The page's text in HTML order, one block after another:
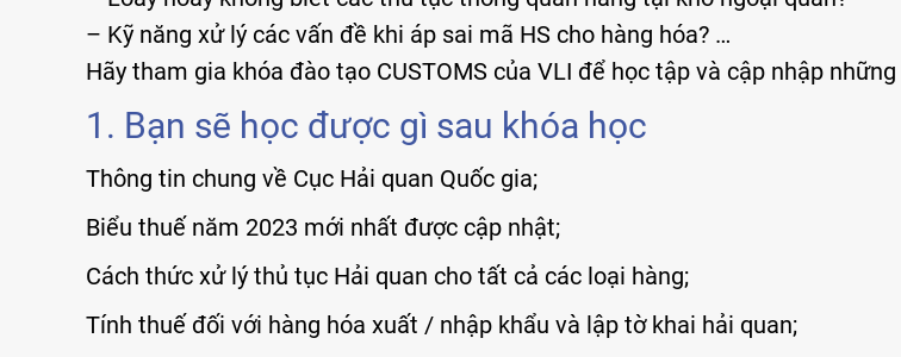
– Kỹ năng xử lý các vấn đề khi áp sai mã HS cho hàng hóa? …
Hãy tham gia khóa đào tạo CUSTOMS của VLI để học tập và cập nhập
1. Bạn sẽ học được gì sau khóa học
Thông tin chung về Cục Hải quan Quốc gia;
Biểu thuế năm 2023 mới nhất được cập nhật;
Cách thức xử lý thủ tục Hải quan cho tất cả các loại hàng;
Tính thuế đối với hàng hóa xuất / nhập khẩu và lập tờ khai hải quan;